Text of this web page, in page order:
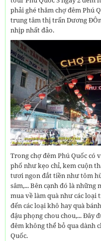
phải ghé thăm chợ đêm Phú
trung tâm thị trấn Dương
nhịp nhất đảo.
Trong chợ đêm Phú Quốc có
phố như kẹo chỉ, kem cuộn
tươi ngon đắt tiền như tôm
sâm,... Bên cạnh đó là những
mua về làm quà như các
đến các loại khô hay quà
đậu phọng chou chou,... Đây
đêm không thể bỏ qua dành
Quốc.